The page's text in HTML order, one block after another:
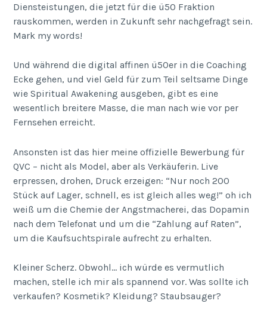
Diensteistungen, die jetzt für die ü50 Fraktion
rauskommen, werden in Zukunft sehr nachgefragt sein.
Mark my words!
Und während die digital affinen ü50er in die Coaching
Ecke gehen, und viel Geld für zum Teil seltsame Dinge
wie Spiritual Awakening ausgeben, gibt es eine
wesentlich breitere Masse, die man nach wie vor per
Fernsehen erreicht.
Ansonsten ist das hier meine offizielle Bewerbung für
QVC – nicht als Model, aber als Verkäuferin. Live
erpressen, drohen, Druck erzeigen: “Nur noch 200
Stück auf Lager, schnell, es ist gleich alles weg!” oh ich
weiß um die Chemie der Angstmacherei, das Dopamin
nach dem Telefonat und um die “Zahlung auf Raten”,
um die Kaufsuchtspirale aufrecht zu erhalten.
Kleiner Scherz. Obwohl… ich würde es vermutlich
machen, stelle ich mir als spannend vor. Was sollte ich
verkaufen? Kosmetik? Kleidung? Staubsauger?